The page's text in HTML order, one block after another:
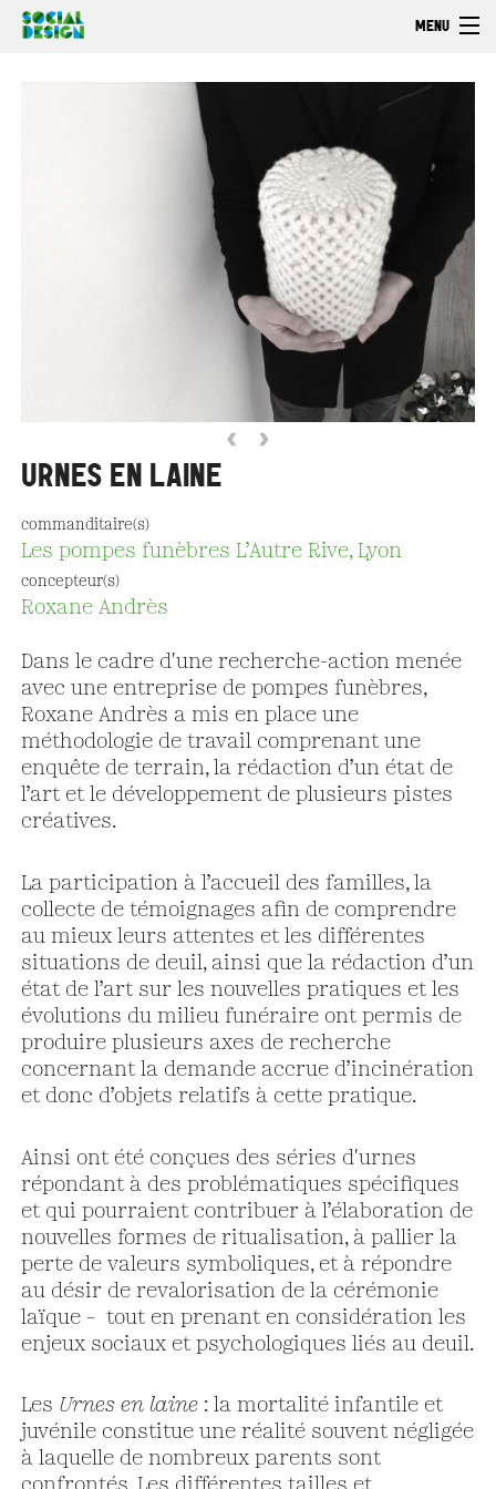
Aller au contenu principal
MENU
‹ ›
URNES EN LAINE
commanditaire(s)
Les pompes funèbres L’Autre Rive, Lyon
concepteur(s)
Roxane Andrès
Dans le cadre d'une recherche-action menée
avec une entreprise de pompes funèbres,
Roxane Andrès a mis en place une
méthodologie de travail comprenant une
enquête de terrain, la rédaction d’un état de
l’art et le développement de plusieurs pistes
créatives.
La participation à l’accueil des familles, la
collecte de témoignages afin de comprendre
au mieux leurs attentes et les différentes
situations de deuil, ainsi que la rédaction d’un
état de l’art sur les nouvelles pratiques et les
évolutions du milieu funéraire ont permis de
produire plusieurs axes de recherche
concernant la demande accrue d’incinération
et donc d’objets relatifs à cette pratique.
Ainsi ont été conçues des séries d'urnes
répondant à des problématiques spécifiques
et qui pourraient contribuer à l’élaboration de
nouvelles formes de ritualisation, à pallier la
perte de valeurs symboliques, et à répondre
au désir de revalorisation de la cérémonie
laïque – tout en prenant en considération les
enjeux sociaux et psychologiques liés au deuil.
Les Urnes en laine : la mortalité infantile et
juvénile constitue une réalité souvent négligée
à laquelle de nombreux parents sont